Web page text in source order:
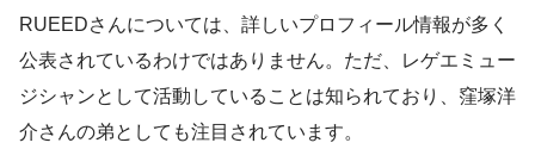
RUEEDさんについては、詳しいプロフィール情報が多く
公表されているわけではありません。ただ、レゲエミュー
ジシャンとして活動していることは知られており、窪塚洋
介さんの弟としても注目されています。